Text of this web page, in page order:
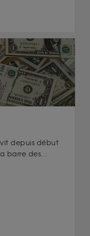
depuis début
barre des...